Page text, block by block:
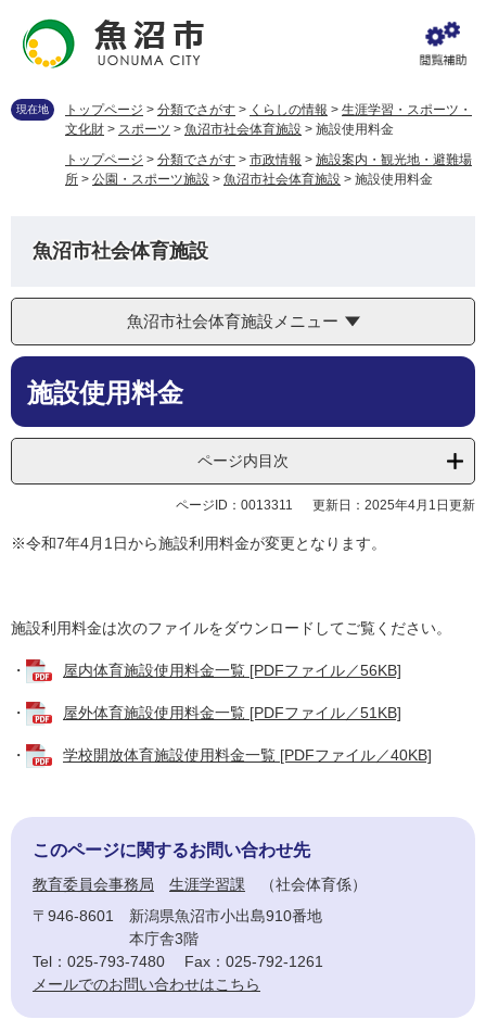
先
を現在地 トップページ > 分類でさがす > くらしの情報 > 生涯学習・スポーツ・
文化財 > スポーツ > 魚沼市社会体育施設 > 施設使用料金
トップページ > 分類でさがす > 市政情報 > 施設案内・観光地・避難場
所 > 公園・スポーツ施設 > 魚沼市社会体育施設 > 施設使用料金
魚沼市社会体育施設
魚沼市社会体育施設メニュー
本
施設使用料金
ページ内目次
ページID：0013311 更新日：2025年4月1日更新
※令和7年4月1日から施設利用料金が変更となります。
施設利用料金は次のファイルをダウンロードしてご覧ください。
・ 屋内体育施設使用料金一覧 [PDFファイル／56KB]
・ 屋外体育施設使用料金一覧 [PDFファイル／51KB]
・ 学校開放体育施設使用料金一覧 [PDFファイル／40KB]
このページに関するお問い合わせ先
教育委員会事務局 生涯学習課
社会体育係
〒946-8601
新潟県魚沼市小出島910番地
本庁舎3階
Tel：025-793-7480
Fax：025-792-1261
メールでのお問い合わせはこちら